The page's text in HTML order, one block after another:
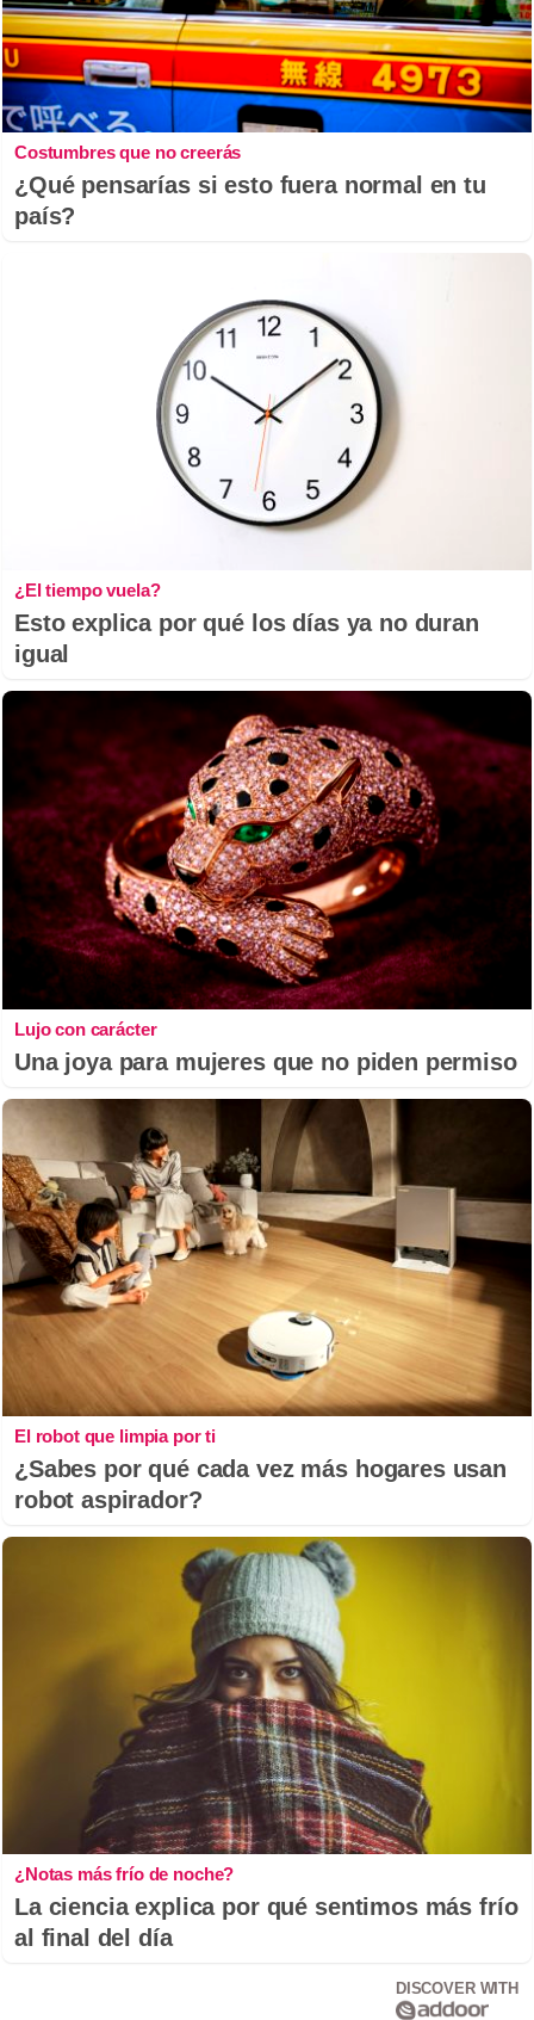
Costumbres que no creerás
¿Qué pensarías si esto fuera normal en tu
país?
¿El tiempo vuela?
Esto explica por qué los días ya no duran
igual
Lujo con carácter
Una joya para mujeres que no piden permiso
El robot que limpia por ti
¿Sabes por qué cada vez más hogares usan
robot aspirador?
¿Notas más frío de noche?
La ciencia explica por qué sentimos más frío
al final del día
DISCOVER WITH